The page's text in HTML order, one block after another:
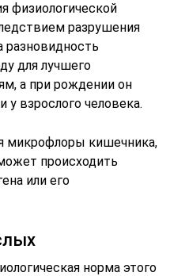
физиологической
разрушения
разновидность
для лучшего
а при рождении он
у взрослого человека.
микрофлоры кишечника,
происходить
или его
норма этого